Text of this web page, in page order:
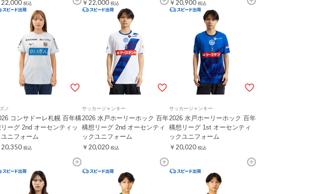
22,000 税込 ￥22,000 税込 ￥20,900 税込
ノ
コンサドーレ札幌 百年構
ーグ 2nd オーセンティッ
ユニフォーム
20,350 税込
サッカージャンキー
2026 水戸ホーリーホック 百年
構想リーグ 2nd オーセンティ
ックユニフォーム
￥20,020 税込
サッカージャンキー
2026 水戸ホーリーホック 百年
構想リーグ 1st オーセンティ
ックユニフォーム
￥20,020 税込